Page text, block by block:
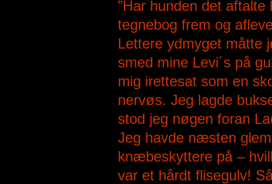
”Har hunden det
tegnebog frem og
Lettere ydmyget måtte
smed mine Levi´s på
mig irettesat som en
nervøs. Jeg lagde
stod jeg nøgen foran
Jeg havde næsten
knæbeskyttere på –
var et hårdt flisegulv!